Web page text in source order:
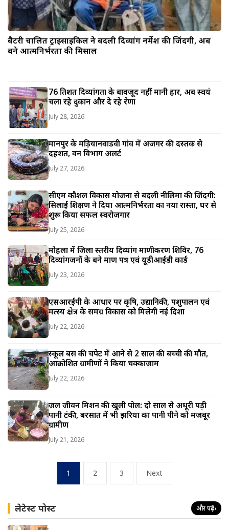
बैटरी चालित ट्राइसाइकिल ने बदली दिव्यांग नर्मेश की जिंदगी, अब
बने आत्मनिर्भरता की मिसाल
76 प्रतिशत दिव्यांगता के बावजूद नहीं मानी हार, अब स्वयं
चला रहे दुकान और दे रहे प्रेरणा
July 28, 2026
मानपुर के मड़ियानवाडवी गांव में अजगर की दस्तक से
दहशत, वन विभाग अलर्ट
July 27, 2026
सीएम कौशल विकास योजना से बदली नीलिमा की जिंदगी:
सिलाई प्रशिक्षण ने दिया आत्मनिर्भरता का नया रास्ता, घर से
शुरू किया सफल स्वरोजगार
July 25, 2026
मोहला में जिला स्तरीय दिव्यांग प्रमाणीकरण शिविर, 76
दिव्यांगजनों के बने प्रमाण पत्र एवं यूडीआईडी कार्ड
July 23, 2026
एसआरईपी के आधार पर कृषि, उद्यानिकी, पशुपालन एवं
मत्स्य क्षेत्र के समग्र विकास को मिलेगी नई दिशा
July 22, 2026
स्कूल बस की चपेट में आने से 2 साल की बच्ची की मौत,
आक्रोशित ग्रामीणों ने किया चक्काजाम
July 22, 2026
जल जीवन मिशन की खुली पोल: दो साल से अधूरी पड़ी
पानी टंकी, बरसात में भी झरिया का पानी पीने को मजबूर
ग्रामीण
July 21, 2026
pagination
1 2 3 Next
लेटेस्ट पोस्ट और पढ़ें›